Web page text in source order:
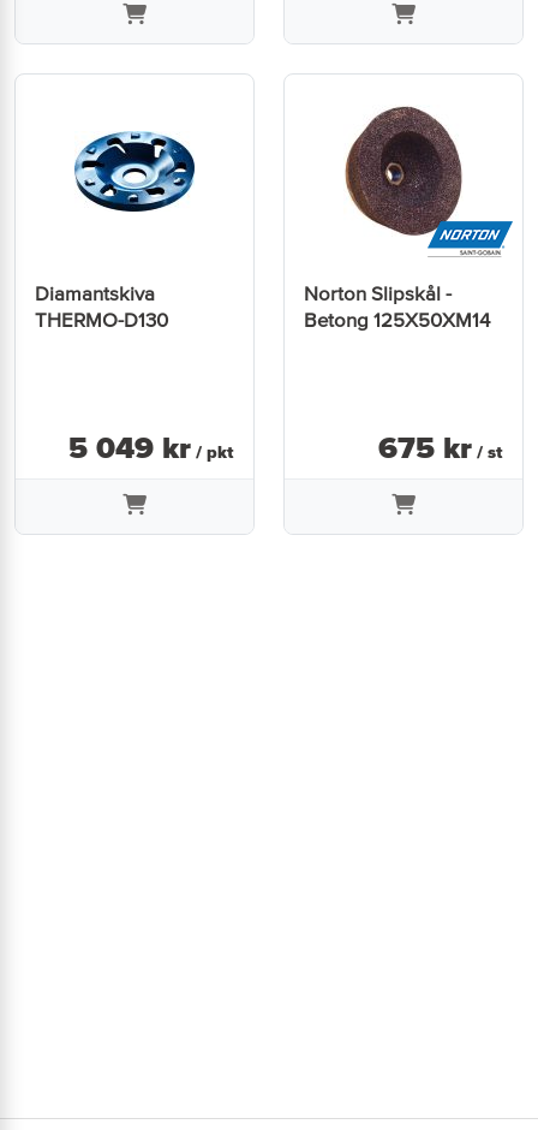
Diamantskiva
THERMO-D130
5 049 kr / pkt
Norton Slipskål -
Betong 125X50XM14
675 kr / st